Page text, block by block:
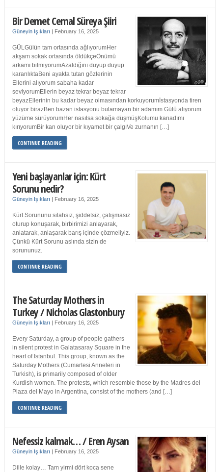
Bir Demet Cemal Süreya Şiiri
Güneyin Işıkları | February 16, 2025
GÜLGülün tam ortasında ağlıyorumHer
akşam sokak ortasında öldükçeÖnümü
arkamı bilmiyorumAzaldığını duyup duyup
karanlıktaBeni ayakta tutan gözlerinin
Ellerini alıyorum sabaha kadar
seviyorumEllerin beyaz tekrar beyaz tekrar
beyazEllerinin bu kadar beyaz olmasından korkuyorumİstasyonda tiren
oluyor birazBen bazan istasyonu bulamayan bir adamım Gülü alıyorum
yüzüme sürüyorumHer nasılsa sokağa düşmüşKolumu kanadımı
kırıyorumBir kan oluyor bir kıyamet bir çalgıVe zurnanın […]
CONTINUE READING
Yeni başlayanlar için: Kürt
Sorunu nedir?
Güneyin Işıkları | February 16, 2025
Kürt Sorununu silahsız, şiddetsiz, çatışmasız
oturup konuşarak, birbirimizi anlayarak,
anlatarak, anlaşarak barış içinde çözmeliyiz.
Çünkü Kürt Sorunu aslında sizin de
sorununuz.
CONTINUE READING
The Saturday Mothers in
Turkey / Nicholas Glastonbury
Güneyin Işıkları | February 16, 2025
Every Saturday, a group of people gathers
in silent protest in Galatasaray Square in the
heart of Istanbul. This group, known as the
Saturday Mothers (Cumartesi Anneleri in
Turkish), is primarily composed of older
Kurdish women. The protests, which resemble those by the Madres del
Plaza del Mayo in Argentina, consist of the mothers (and […]
CONTINUE READING
Nefessiz kalmak… / Eren Aysan
Güneyin Işıkları | February 16, 2025
Dille kolay… Tam yirmi dört koca sene